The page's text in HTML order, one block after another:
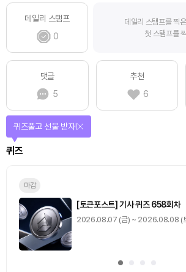
데일리 스탬프
0
데일리 스탬프를 찍
첫 스탬프를
댓글
5
추천
6
퀴즈
퀴즈풀고 선물 받자!
마감
[토큰포스트] 기사 퀴즈 658회차
2026.08.07 (금) ~ 2026.08.08 (